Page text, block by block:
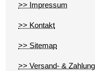
>> Impressum
>> Kontakt
>> Sitemap
>> Versand- &